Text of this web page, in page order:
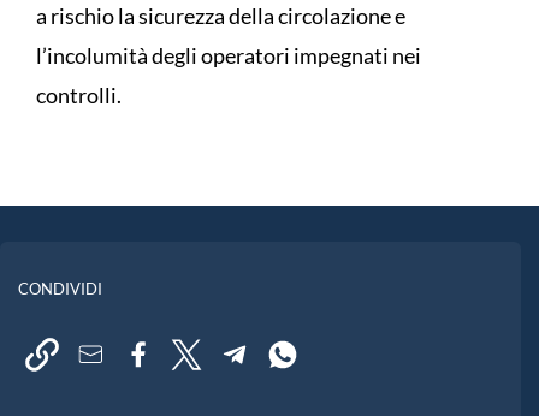
a rischio la sicurezza della circolazione e
l’incolumità degli operatori impegnati nei
controlli.
CONDIVIDI